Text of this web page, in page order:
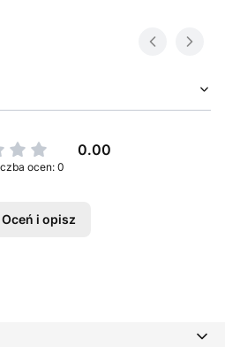
0.00
ocen: 0
Oceń i opisz